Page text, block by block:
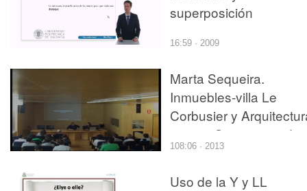
superposición
16:59 · 2009
Marta Sequeira.
Inmuebles-villa Le
Corbusier y
cartuja Constantes de
proporcionalidad
108:06 · 2013
Uso de la Y y LL